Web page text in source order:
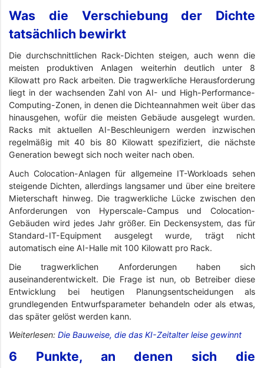
Was die Verschiebung der Dichte
tatsächlich bewirkt
Die durchschnittlichen Rack-Dichten steigen, auch wenn die
meisten produktiven Anlagen weiterhin deutlich unter 8
Kilowatt pro Rack arbeiten. Die tragwerkliche Herausforderung
liegt in der wachsenden Zahl von AI- und High-Performance-
Computing-Zonen, in denen die Dichteannahmen weit über das
hinausgehen, wofür die meisten Gebäude ausgelegt wurden.
Racks mit aktuellen AI-Beschleunigern werden inzwischen
regelmäßig mit 40 bis 80 Kilowatt spezifiziert, die nächste
Generation bewegt sich noch weiter nach oben.
Auch Colocation-Anlagen für allgemeine IT-Workloads sehen
steigende Dichten, allerdings langsamer und über eine breitere
Mieterschaft hinweg. Die tragwerkliche Lücke zwischen den
Anforderungen von Hyperscale-Campus und Colocation-
Gebäuden wird jedes Jahr größer. Ein Deckensystem, das für
Standard-IT-Equipment ausgelegt wurde, trägt nicht
automatisch eine AI-Halle mit 100 Kilowatt pro Rack.
Die tragwerklichen Anforderungen haben sich
auseinanderentwickelt. Die Frage ist nun, ob Betreiber diese
Entwicklung bei heutigen Planungsentscheidungen als
grundlegenden Entwurfsparameter behandeln oder als etwas,
das später gelöst werden kann.
Weiterlesen: Die Bauweise, die das KI-Zeitalter leise gewinnt
6 Punkte, an denen sich die